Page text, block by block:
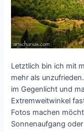
Letztlich bin ich mit
mehr als
im Gegenlicht und
Extremweitwinkel
Fotos machen
Sonnenaufgang